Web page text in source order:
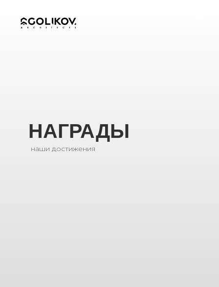
НАГРАДЫ
наши достижения